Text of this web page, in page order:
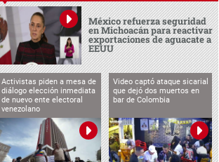
México refuerza seguridad
en Michoacán para reactivar
exportaciones de aguacate a
EEUU
Activistas piden a mesa de
diálogo elección inmediata
de nuevo ente electoral
venezolano
Video captó ataque sicarial
que dejó dos muertos en
bar de Colombia